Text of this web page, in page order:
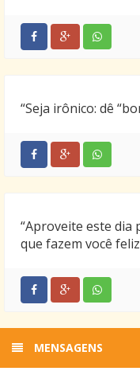
“Seja irônico: dê
“Aproveite este dia
que fazem você
MENSAGENS